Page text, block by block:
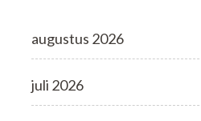
augustus 2026
juli 2026